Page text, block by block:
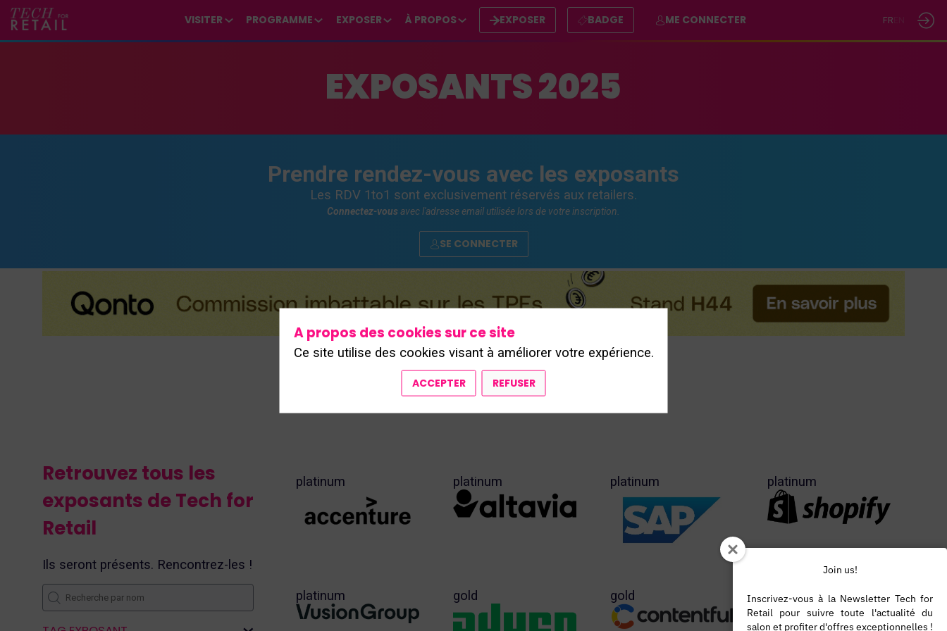
VISITER PROGRAMME EXPOSER À PROPOS EXPOSER BADGE ME CONNECTER FR
EXPOSANTS 2025
Prendre rendez-vous avec les exposants
Les RDV 1to1 sont exclusivement réservés aux retailers.
Connectez-vous avec l'adresse email utilisée lors de votre inscription.
SE CONNECTER
Retrouvez tous les
exposants de Tech for
Retail
platinum platinum platinum platinum
platinum gold gold gold
A propos des cookies sur ce site
Ce site utilise des cookies visant à améliorer votre expérience.
ACCEPTER REFUSER
*/*/
*/
Join us!
Inscrivez-vous à la Newsletter Tech for
Retail pour suivre toute l'actualité du
salon et profiter d'offres exceptionnelles !